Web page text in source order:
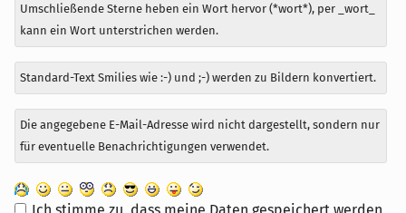
Umschließende Sterne heben ein Wort hervor (*wort*), per _wort_
kann ein Wort unterstrichen werden.
Standard-Text Smilies wie :-) und ;-) werden zu Bildern konvertiert.
Die angegebene E-Mail-Adresse wird nicht dargestellt, sondern nur
für eventuelle Benachrichtigungen verwendet.